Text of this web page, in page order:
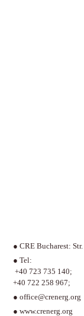
● CRE Bucharest:
● Tel:
+40 723 735 140;
+40 722 258 967;
●office@crenerg.org
●www.crenerg.org